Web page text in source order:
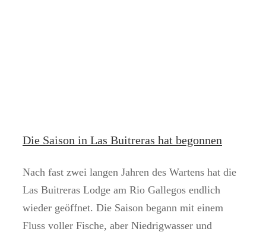
Die Saison in Las Buitreras hat begonnen
Nach fast zwei langen Jahren des Wartens hat die
Las Buitreras Lodge am Rio Gallegos endlich
wieder geöffnet. Die Saison begann mit einem
Fluss voller Fische, aber Niedrigwasser und